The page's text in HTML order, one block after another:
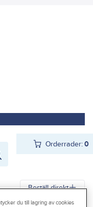
Orderrader:0
Beställ direkt
du till lagring av cookies